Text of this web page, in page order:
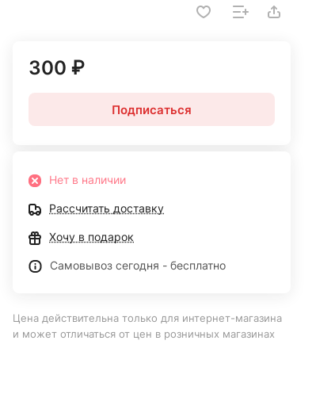
300 ₽
Подписаться
Нет в наличии
Рассчитать доставку
Хочу в подарок
Самовывоз сегодня - бесплатно
Цена действительна только для интернет-магазина
и может отличаться от цен в розничных магазинах